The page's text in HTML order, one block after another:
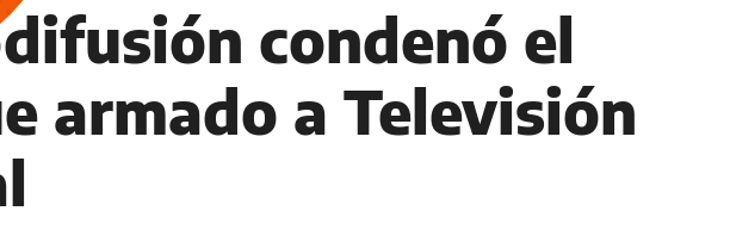
condenó el
armado a Televisión